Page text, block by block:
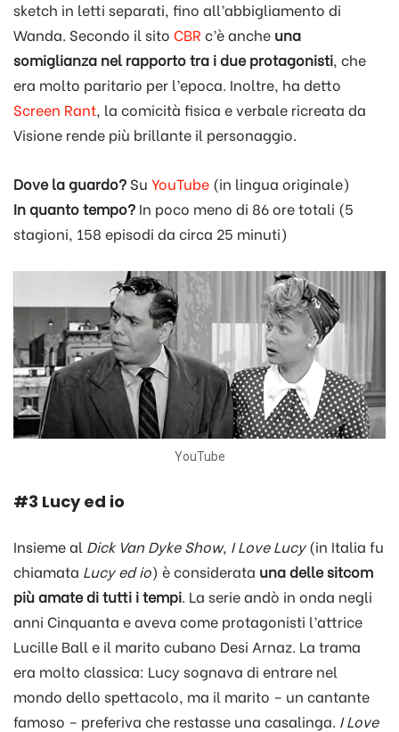
sketch in letti separati, fino all’abbigliamento di
Wanda. Secondo il sito CBR c’è anche una
somiglianza nel rapporto tra i due protagonisti, che
era molto paritario per l’epoca. Inoltre, ha detto
Screen Rant, la comicità fisica e verbale ricreata da
Visione rende più brillante il personaggio.
Dove la guardo? Su YouTube (in lingua originale)
In quanto tempo? In poco meno di 86 ore totali (5
stagioni, 158 episodi da circa 25 minuti)
YouTube
#3 Lucy ed io
Insieme al Dick Van Dyke Show, I Love Lucy(in Italia fu
chiamata Lucy ed io) è considerata una delle sitcom
più amate di tutti i tempi . La serie andò in onda negli
anni Cinquanta e aveva come protagonisti l’attrice
Lucille Ball e il marito cubano Desi Arnaz. La trama
era molto classica: Lucy sognava di entrare nel
mondo dello spettacolo, ma il marito – un cantante
famoso – preferiva che restasse una casalinga. I Love